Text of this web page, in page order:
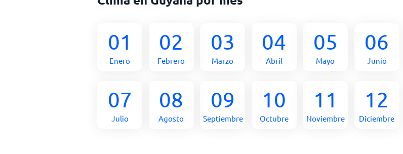
01
Enero
02
Febrero
03
Marzo
04
Abril
05
Mayo
06
Junio
07
Julio
08
Agosto
09
Septiembre
10
Octubre
11
Noviembre
12
Diciembre